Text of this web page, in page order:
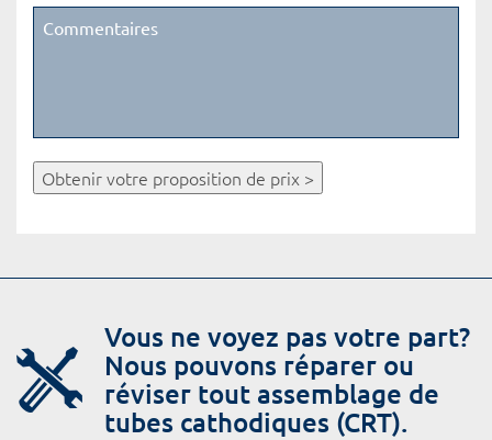
Obtenir votre proposition de prix >
Vous ne voyez pas votre part?
Nous pouvons réparer ou
réviser tout assemblage de
tubes cathodiques (CRT).